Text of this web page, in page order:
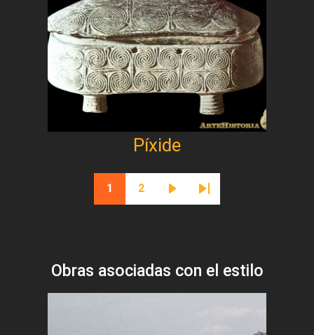
Píxide
Página actual
1
Página
2
Siguiente página
Última página
Obras asociadas con el estilo